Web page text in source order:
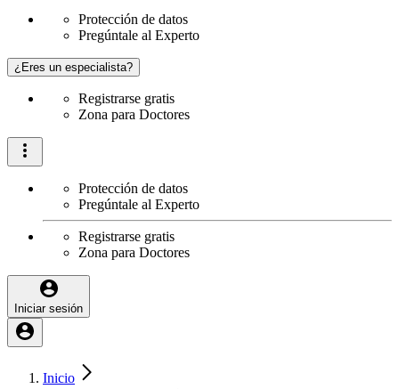
Protección de datos
Pregúntale al Experto
¿Eres un especialista?
Registrarse gratis
Zona para Doctores
Protección de datos
Pregúntale al Experto
Registrarse gratis
Zona para Doctores
Iniciar sesión
Inicio